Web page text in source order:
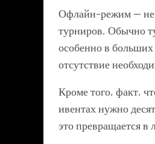
Офлайн-режим — не
турниров. Обычно
особенно в больших
отсутствие
Кроме того, факт,
ивентах нужно
это превращается в